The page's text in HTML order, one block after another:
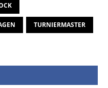
TURNIERMASTER